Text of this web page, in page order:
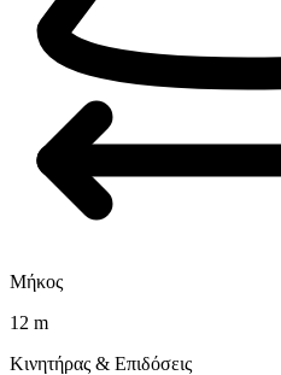
Μήκος
12 m
Κινητήρας & Επιδόσεις